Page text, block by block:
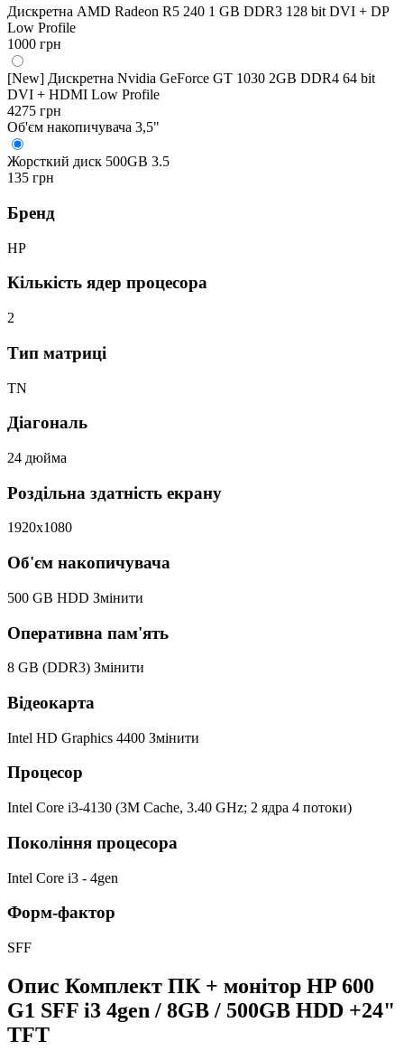
Дискретна AMD Radeon R5 240 1 GB DDR3 128 bit DVI + DP
Low Profile
1000 грн
[New] Дискретна Nvidia GeForce GT 1030 2GB DDR4 64 bit
DVI + HDMI Low Profile
4275 грн
Об'єм накопичувача 3,5"
Жорсткий диск 500GB 3.5
135 грн
Бренд
HP
Кількість ядер процесора
2
Тип матриці
TN
Діагональ
24 дюйма
Роздільна здатність екрану
1920x1080
Об'єм накопичувача
500 GB HDD Змінити
Оперативна пам'ять
8 GB (DDR3) Змінити
Відеокарта
Intel HD Graphics 4400 Змінити
Процесор
Intel Core i3-4130 (3M Cache, 3.40 GHz; 2 ядра 4 потоки)
Покоління процесора
Intel Core i3 - 4gen
Форм-фактор
SFF
Опис Комплект ПК + монітор HP 600
G1 SFF i3 4gen / 8GB / 500GB HDD +24"
TFT